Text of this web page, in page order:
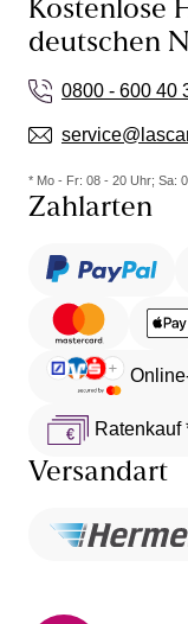
Kostenlose
deutschen
0800 - 600 40
* Mo - Fr: 08 - 20 Uhr; Sa:
Zahlarten
Ratenkauf
Versandart